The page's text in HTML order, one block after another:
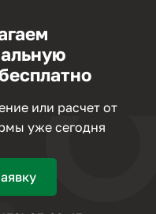
или расчет от
уже сегодня